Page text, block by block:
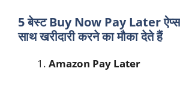
5 बेस्ट Buy Now Pay Later
साथ खरीदारी करने का मौका देते हैं
Amazon Pay Later